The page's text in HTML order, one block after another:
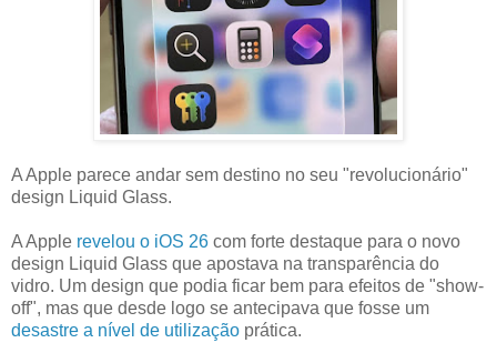
A Apple parece andar sem destino no seu "revolucionário"
design Liquid Glass.
A Apple revelou o iOS 26 com forte destaque para o novo
design Liquid Glass que apostava na transparência do
vidro. Um design que podia ficar bem para efeitos de "show-
off", mas que desde logo se antecipava que fosse um
desastre a nível de utilização prática.